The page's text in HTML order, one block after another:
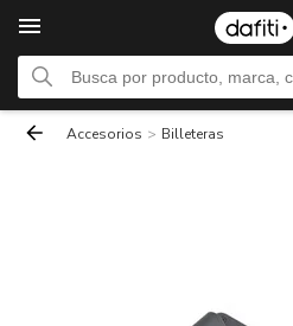
Accesorios > Billeteras